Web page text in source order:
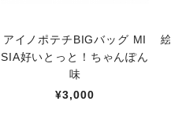
アイノポテチBIGバッグ MI
SIA好いとっと！ちゃんぽん
味
¥3,000
絵